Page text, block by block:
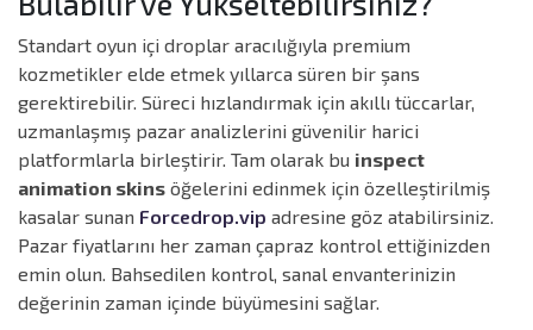
Standart oyun içi droplar aracılığıyla premium
kozmetikler elde etmek yıllarca süren bir şans
gerektirebilir. Süreci hızlandırmak için akıllı tüccarlar,
uzmanlaşmış pazar analizlerini güvenilir harici
platformlarla birleştirir. Tam olarak bu inspect
animation skins öğelerini edinmek için özelleştirilmiş
kasalar sunan Forcedrop.vip adresine göz atabilirsiniz.
Pazar fiyatlarını her zaman çapraz kontrol ettiğinizden
emin olun. Bahsedilen kontrol, sanal envanterinizin
değerinin zaman içinde büyümesini sağlar.